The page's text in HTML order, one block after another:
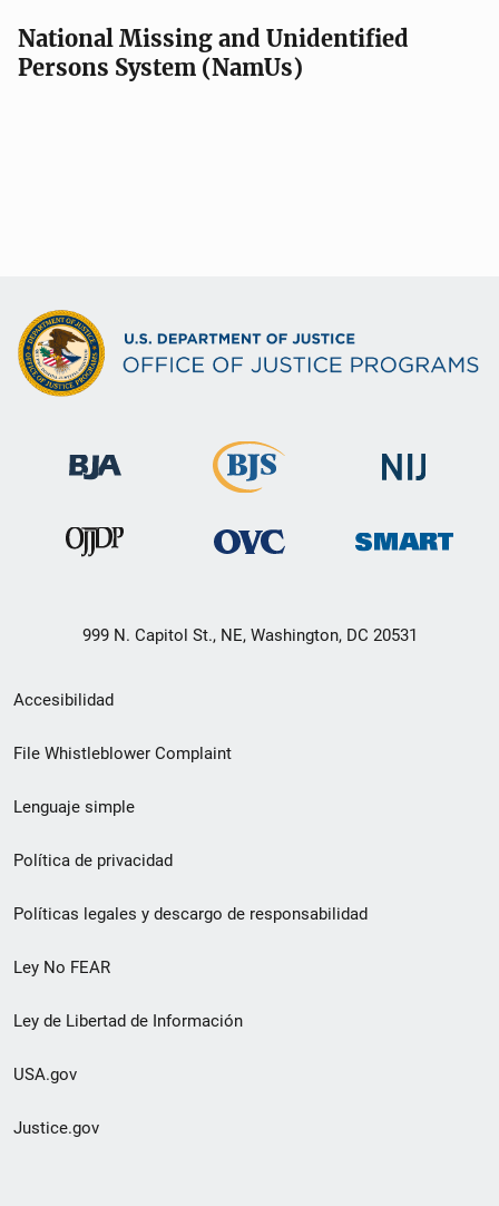
National Missing and Unidentified
Persons System (NamUs)
999 N. Capitol St., NE, Washington, DC 20531
Menú
de
de
pie
de
página
Accesibilidad
File Whistleblower Complaint
Lenguaje simple
Política de privacidad
Políticas legales y descargo de responsabilidad
Ley No FEAR
Ley de Libertad de Información
USA.gov
Justice.gov